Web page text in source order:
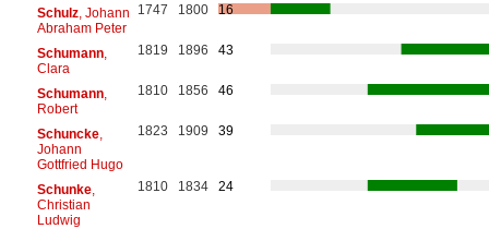
Schulz, Johann
Abraham Peter
1747 1800 16
Schumann,
Clara
1819 1896 43
Schumann,
Robert
1810 1856 46
Schuncke,
Johann
Gottfried Hugo
1823 1909 39
Schunke,
Christian
Ludwig
1810 1834 24